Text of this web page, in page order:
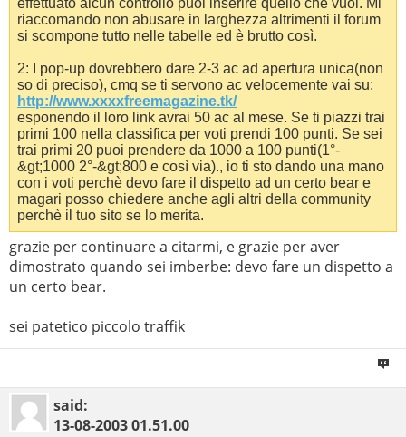
effettuato alcun controllo puoi inserire quello che vuoi. Mi
riaccomando non abusare in larghezza altrimenti il forum
si scompone tutto nelle tabelle ed è brutto così.
2: I pop-up dovrebbero dare 2-3 ac ad apertura unica(non
so di preciso), cmq se ti servono ac velocemente vai su:
http://www.xxxxfreemagazine.tk/
esponendo il loro link avrai 50 ac al mese. Se ti piazzi trai
primi 100 nella classifica per voti prendi 100 punti. Se sei
trai primi 20 puoi prendere da 1000 a 100 punti(1°-
&gt;1000 2°-&gt;800 e così via)., io ti sto dando una mano
con i voti perchè devo fare il dispetto ad un certo bear e
magari posso chiedere anche agli altri della community
perchè il tuo sito se lo merita.
grazie per continuare a citarmi, e grazie per aver
dimostrato quando sei imberbe: devo fare un dispetto a
un certo bear.
sei patetico piccolo traffik
said:
13-08-200301.51.00